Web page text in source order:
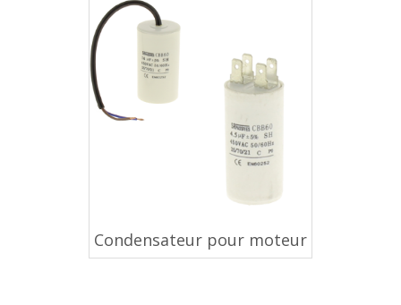
Condensateur pour moteur